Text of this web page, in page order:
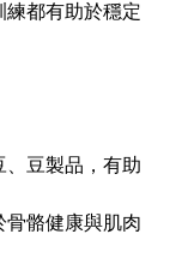
練都有助於穩定
、豆製品，有助
骨骼健康與肌肉